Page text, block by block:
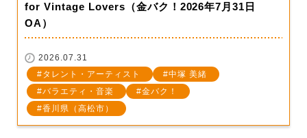
for Vintage Lovers（金バク！2026年7月31日
OA）
2026.07.31
タレント・アーティスト
中塚 美緒
バラエティ・音楽
金バク！
香川県（高松市）